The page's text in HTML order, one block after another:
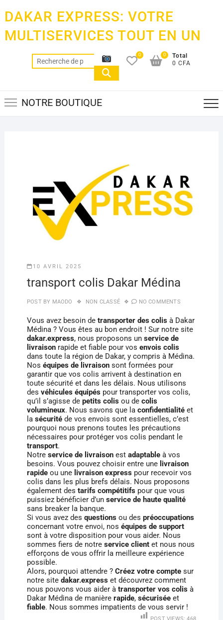
content
DAKAR EXPRESS: VOTRE
MULTISERVICES TOUT EN UN
Recherche
pour :
0
Total
0 CFA
0
NOTRE BOUTIQUE
10 AVRIL 2025
transport colis Dakar Médina
POST BY MAODO NON CLASSÉ NO COMMENTS
Vous avez besoin de transporter des colisà Dakar
Médina ? Vous êtes au bon endroit ! Sur notre site
dakar.express, nous proposons un service de
livraisonrapide et fiable pour vos envois colis
dans toute la région de Dakar, y compris à Médina.
Nos équipes de livraisonsont formées pour
garantir que vos colis arrivent à destination en
toute sécurité et dans les délais. Nous utilisons
des véhicules équipéspour transporter vos colis,
qu’il s’agisse de petits colisou de colis
volumineux. Nous savons que la confidentialitéet
la sécuritéde vos envois sont essentielles, c’est
pourquoi nous prenons toutes les précautions
nécessaires pour protéger vos colis pendant le
transport.
Notre service de livraisonest adaptableà vos
besoins. Vous pouvez choisir entre une livraison
rapideou une livraison expresspour recevoir vos
colis dans les plus brefs délais. Nous proposons
également des tarifs compétitifspour que vous
puissiez bénéficier d’un service de haute qualité
sans breaker la banque.
Si vous avez des questionsou des préoccupations
concernant votre envoi, nos équipes de support
sont à votre disposition pour vous aider. Nous
sommes fiers de notre service clientet nous nous
efforçons de vous offrir la meilleure expérience
possible.
Alors, pourquoi attendre ? Créez votre comptesur
notre site dakar.expresset découvrez comment
nous pouvons vous aider à transporter vos colisà
Dakar Médina de manière rapide, sécuriséeet
fiable. Nous sommes impatients de vous servir !
POST VIEWS: 468